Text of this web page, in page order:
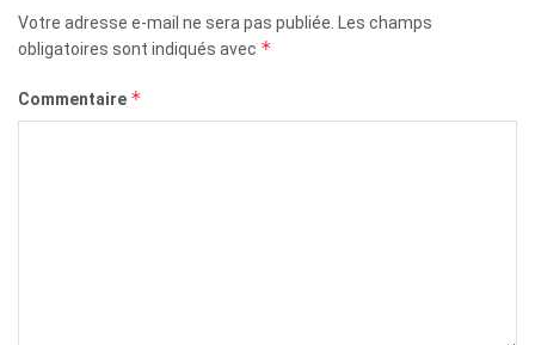
Votre adresse e-mail ne sera pas publiée.
Les champs
obligatoires sont indiqués avec *
Commentaire *